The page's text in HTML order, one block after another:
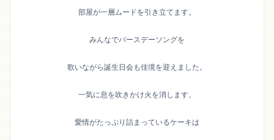
部屋が一層ムードを引き立てます。
みんなでバースデーソングを
歌いながら誕生日会も佳境を迎えました。
一気に息を吹きかけ火を消します。
愛情がたっぷり詰まっているケーキは